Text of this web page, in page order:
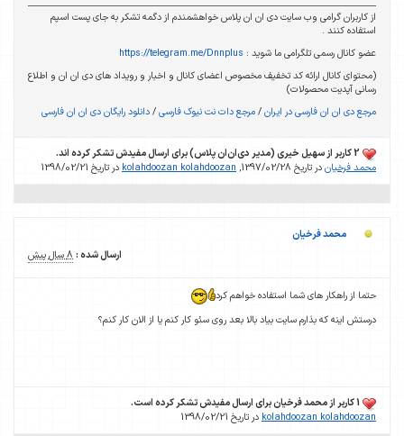
از کاربران گرامی وب سایت دی ان ان پلاس خواهشمندم از دگمه تشکر به جای پست اسپم
استفاده کنند .
عضو کانال رسمی تلگرامی ما شوید : https://telegram.me/Dnnplus
(محتوای کانال ارائه کد تخفیف مخصوص اعضای کانال و اخبار و رویداد های دی ان ان و اطلاع
رسانی آپدیت محصولات)
مرجع دی ان ان فارسی در ایران/مرجع دات نت نیوک فارسی/دانلود رایگان دی ان ان فارسی
محمد فرخیاندر تاریخ 1397/02/28, kolahdoozan kolahdoozan در تاریخ 1398/02/21
محمد فرخیان
ارسال شده : 8 سال پیش
حتما از راهکار های شما استفاده خواهم کرد
درستش اینه که بذارم سایت بیاد بالا بعد روی سئو کار کنم یا از الان کار کنم؟
kolahdoozan kolahdoozan در تاریخ 1398/02/21